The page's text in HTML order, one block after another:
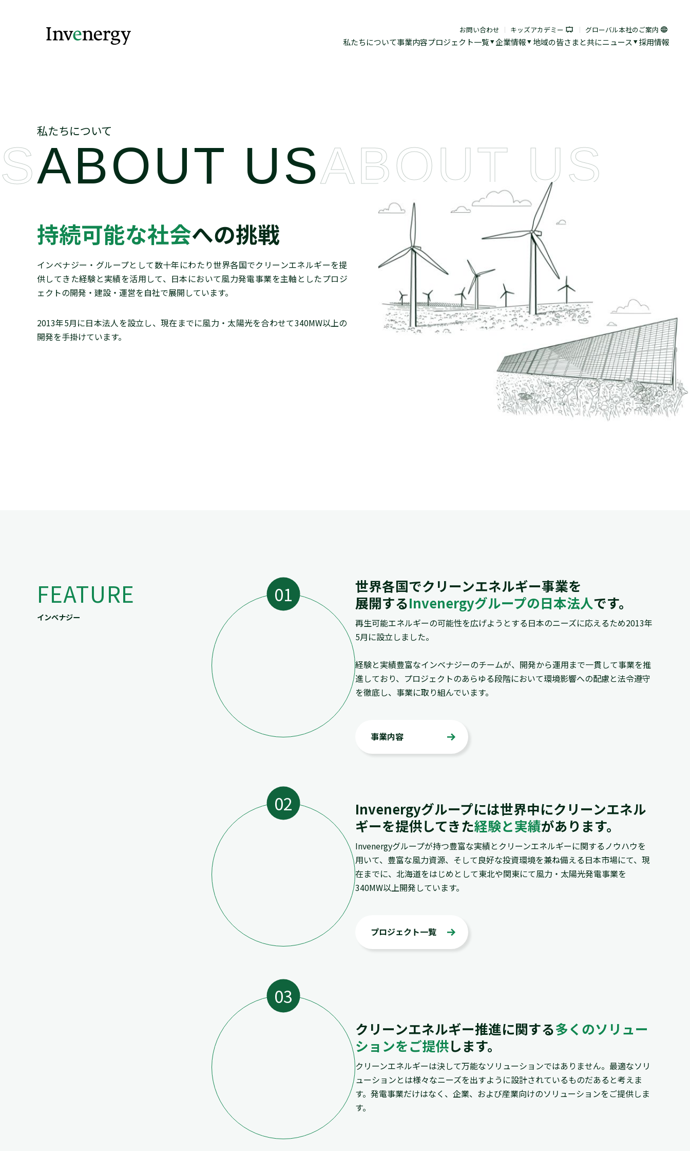
お問い合わせ キッズアカデミー グローバル本社のご案内
私たちについて事業内容プロジェクト一覧 企業情報 地域の皆さまと共にニュース 採用情報
私たちについて
ABOUT USABOUT US
持続可能な社会への挑戦
インベナジー・グループとして数十年にわたり世界各国でクリーンエネルギーを提
供してきた経験と実績を活用して、日本において風力発電事業を主軸としたプロジ
ェクトの開発・建設・運営を自社で展開しています。
2013年5月に日本法人を設立し、現在までに風力・太陽光を合わせて340MW以上の
開発を手掛けています。
FEATURE
インベナジー
世界各国でクリーンエネルギー事業を
展開するInvenergyグループの日本法人です。
再生可能エネルギーの可能性を広げようとする日本のニーズに応えるため2013年
5月に設立しました。
経験と実績豊富なインベナジーのチームが、開発から運用まで一貫して事業を推
進しており、プロジェクトのあらゆる段階において環境影響への配慮と法令遵守
を徹底し、事業に取り組んでいます。
事業内容
Invenergyグループには世界中にクリーンエネル
ギーを提供してきた経験と実績があります。
Invenergyグループが持つ豊富な実績とクリーンエネルギーに関するノウハウを
用いて、豊富な風力資源、そして良好な投資環境を兼ね備える日本市場にて、現
在までに、北海道をはじめとして東北や関東にて風力・太陽光発電事業を
340MW以上開発しています。
プロジェクト一覧
クリーンエネルギー推進に関する多くのソリュー
ションをご提供します。
クリーンエネルギーは決して万能なソリューションではありません。最適なソリ
ューションとは様々なニーズを出すように設計されているものだあると考えま
す。発電事業だけはなく、企業、および産業向けのソリューションをご提供しま
す。